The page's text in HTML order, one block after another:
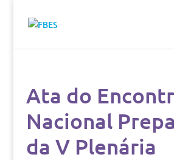
Ata do
Nacional
da V Plenária